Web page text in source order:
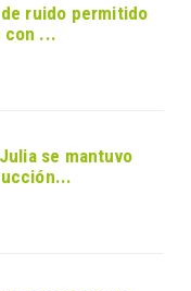
ruido permitido
con ...
se mantuvo